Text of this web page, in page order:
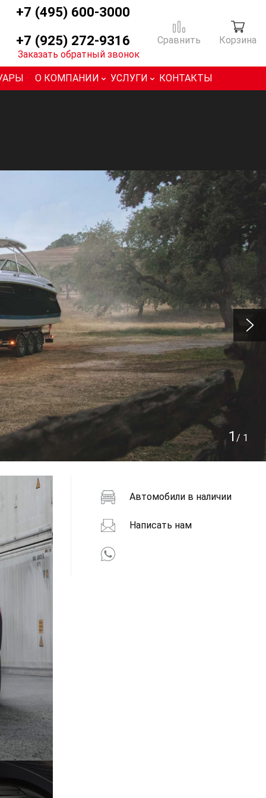
+7 (495) 600-3000
+7 (925) 272-9316
Заказать обратный звонок
Сравнить Корзина
О КОМПАНИИ УСЛУГИ КОНТАКТЫ
1 / 1
Автомобили в наличии
Написать нам